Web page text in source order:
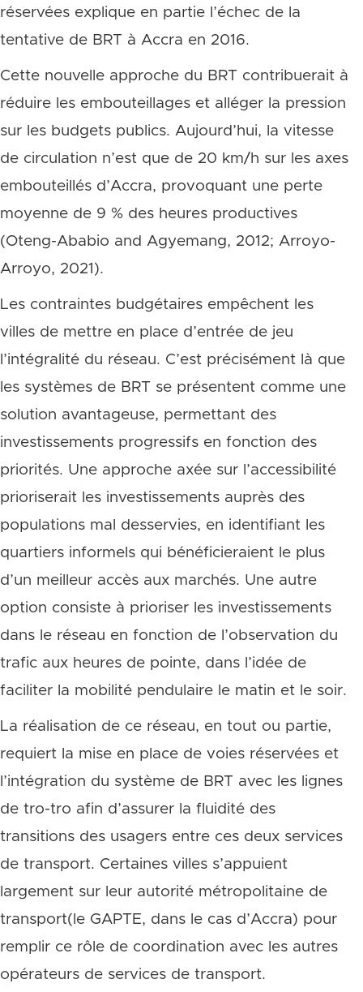
réservées explique en partie l’échec de la
tentative de BRT à Accra en 2016.
Cette nouvelle approche du BRT contribuerait à
réduire les embouteillages et alléger la pression
sur les budgets publics. Aujourd’hui, la vitesse
de circulation n’est que de 20 km/h sur les axes
embouteillés d’Accra, provoquant une perte
moyenne de 9 % des heures productives
(Oteng-Ababio and Agyemang, 2012; Arroyo-
Arroyo, 2021).
Les contraintes budgétaires empêchent les
villes de mettre en place d’entrée de jeu
l’intégralité du réseau. C’est précisément là que
les systèmes de BRT se présentent comme une
solution avantageuse, permettant des
investissements progressifs en fonction des
priorités. Une approche axée sur l’accessibilité
prioriserait les investissements auprès des
populations mal desservies, en identifiant les
quartiers informels qui bénéficieraient le plus
d’un meilleur accès aux marchés. Une autre
option consiste à prioriser les investissements
dans le réseau en fonction de l’observation du
trafic aux heures de pointe, dans l’idée de
faciliter la mobilité pendulaire le matin et le soir.
La réalisation de ce réseau, en tout ou partie,
requiert la mise en place de voies réservées et
l’intégration du système de BRT avec les lignes
de tro-tro afin d’assurer la fluidité des
transitions des usagers entre ces deux services
de transport. Certaines villes s’appuient
largement sur leur autorité métropolitaine de
transport(le GAPTE, dans le cas d’Accra) pour
remplir ce rôle de coordination avec les autres
opérateurs de services de transport.